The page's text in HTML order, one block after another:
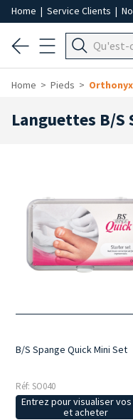
Home | Service Clients |
Home Pieds
Languettes B/S
B/S Spange Quick Mini Set
Réf: SO040
Entrez pour visualiser
et acheter